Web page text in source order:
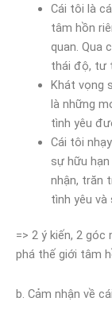
Cái tôi là
tâm hồn
quan. Qua
thái độ, tư
Khát vọng
là những
tình yêu
Cái tôi
sự hữu
nhận, trăn
tình yêu và
=> 2 ý kiến, 2
phá thế giới tâm
b. Cảm nhận về